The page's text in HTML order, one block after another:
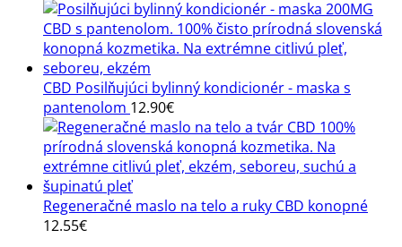
CBD Posilňujúci bylinný kondicionér - maska s
pantenolom 12.90€
Regeneračné maslo na telo a ruky CBD konopné
12.55€